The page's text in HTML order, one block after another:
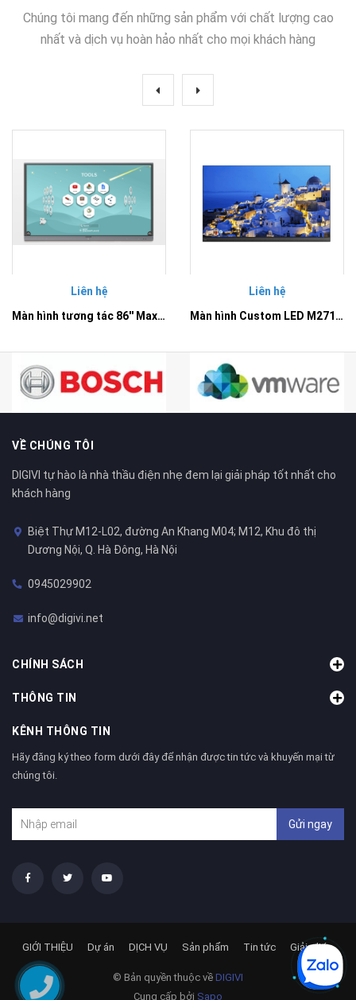
Chúng tôi mang đến những sản phẩm với chất lượng cao
nhất và dịch vụ hoàn hảo nhất cho mọi khách hàng
Liên hệ
Màn hình tương tác 86'' Maxhub E8630 - Dòng E serial chuyên cho giáo dục
Liên hệ
Màn hình Custom LED M2712 Maxhub
VỀ CHÚNG TÔI
DIGIVI tự hào là nhà thầu điện nhẹ đem lại giải pháp tốt nhất cho
khách hàng
Biệt Thự M12-L02, đường An Khang M04; M12, Khu đô thị
Dương Nội, Q. Hà Đông, Hà Nội
0945029902
info@digivi.net
CHÍNH SÁCH
THÔNG TIN
KÊNH THÔNG TIN
Hãy đăng ký theo form dưới đây để nhận được tin tức và khuyến mại từ
chúng tôi.
Gửi ngay
© Bản quyền thuộc về DIGIVI
Cung cấp bởi Sapo
GIỚI THIỆU Dự án DỊCH VỤ Sản phẩm Tin tức Giải pháp